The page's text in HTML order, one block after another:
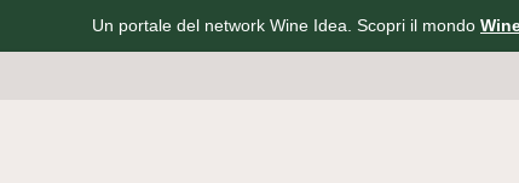
Un portale del network Wine Idea. Scopri il mondo